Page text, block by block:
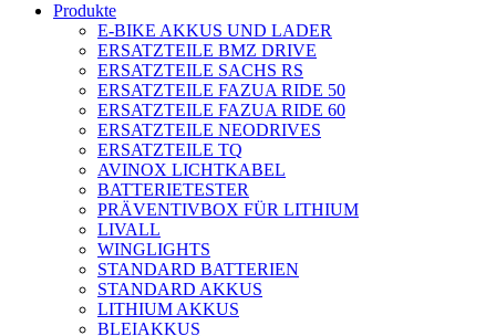
Produkte
E-BIKE AKKUS UND LADER
ERSATZTEILE BMZ DRIVE
ERSATZTEILE SACHS RS
ERSATZTEILE FAZUA RIDE 50
ERSATZTEILE FAZUA RIDE 60
ERSATZTEILE NEODRIVES
ERSATZTEILE TQ
AVINOX LICHTKABEL
BATTERIETESTER
PRÄVENTIVBOX FÜR LITHIUM
LIVALL
WINGLIGHTS
STANDARD BATTERIEN
STANDARD AKKUS
LITHIUM AKKUS
BLEIAKKUS